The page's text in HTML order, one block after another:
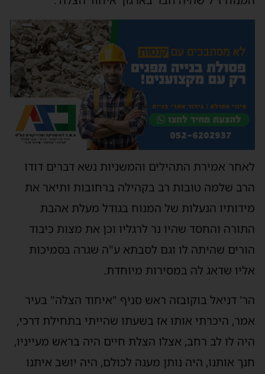
לאחר אמירת התהילים והמשניות נשא דברים דודו
הרב שלמה טובות רב בקהילה ברחובות ותיאר את
מידותיו הנעלות של המנוח בגודל מעלת אהבת
התורה והחסד שהיו נר לרגליו וכן את מצות כיבוד
הורים שהיתה לו וגם לסבתא ע"ה שגרה בסמיכות
אליו שדאג לה במסירות מיוחדת.
הר' דניאל בוקובזה ראש סניף "איחוד הצלה" בעיר
אמר, היכרתי אותו אז בשעתו שהייתי בתחילת דרכי,
היה לו לב רחב, אצלו הצלת חיים היה בראש מעייניו,
חנך אותנו, היה נותן מענה לכולם, היה יושב איתנו